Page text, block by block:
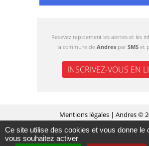
Recevez rapidement les alertes et les
la commune de Andres par SMS et
INSCRIVEZ-VOUS EN
Mentions légales | Andres ©
Conception Citopia- Solution de site
Ce site utilise des cookies et vous donne le
vous souhaitez activer